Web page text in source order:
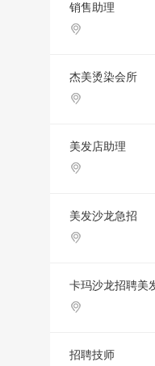
销售助理
杰美烫染会所
美发店助理
美发沙龙急招
卡玛沙龙招聘美
招聘技师